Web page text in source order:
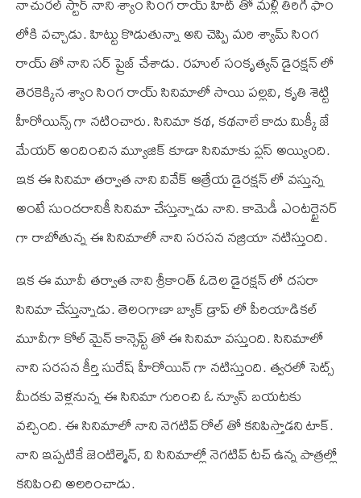
లోకి వచ్చాడు. హిట్టు కొడుతున్నా అని చెప్పి మరి శ్యామ్ సింగ
రాయ్ తో నాని సర్ ప్రైజ్ చేశాడు. రహుల్ సంకృత్యన్ డైరక్షన్ లో
తెరకెక్కిన శ్యాం సింగ రాయ్ సినిమాలో సాయి పల్లవి, కృతి శెట్టి
హీరోయిన్స్ గా నటించారు. సినిమా కథ, కథనాలే కాదు మిక్కీ జే
మేయర్ అందించిన మ్యూజిక్ కూడా సినిమాకు ప్లస్ అయ్యింది.
ఇక ఈ సినిమా తర్వాత నాని వివేక్ ఆత్రేయ డైరక్షన్ లో వస్తున్న
అంటే సుందరానికీ సినిమా చేస్తున్నాడు నాని. కామెడీ ఎంటర్టైనర్
గా రాబోతున్న ఈ సినిమాలో నాని సరసన నజ్రియా నటిస్తుంది.
ఇక ఈ మూవీ తర్వాత నాని శ్రీకాంత్ ఓదెల డైరక్షన్ లో దసరా
సినిమా చేస్తున్నాడు. తెలంగాణా బ్యాక్ డ్రాప్ లో పీరియాడికల్
మూవీగా కోల్ మైన్ కాన్సెప్ట్ తో ఈ సినిమా వస్తుంది. సినిమాలో
నాని సరసన కీర్తి సురేష్ హీరోయిన్ గా నటిస్తుంది. త్వరలో సెట్స్
మీదకు వెళ్లనున్న ఈ సినిమా గురించి ఓ న్యూస్ బయటకు
వచ్చింది. ఈ సినిమాలో నాని నెగటివ్ రోల్ తో కనిపిస్తాడని టాక్.
నాని ఇప్పటికే జెంటిల్మెన్, వి సినిమాల్లో నెగటివ్ టచ్ ఉన్న పాత్రల్లో
కనిపించి అలరించాడు.